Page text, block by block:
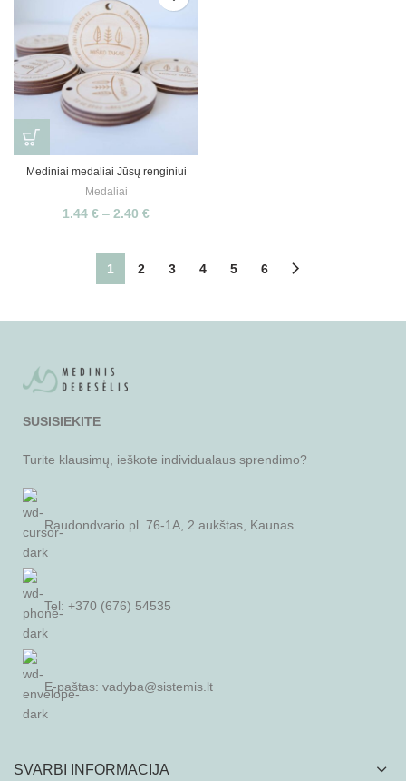
Mediniai medaliai Jūsų renginiui
Medaliai
1.44 € – 2.40 €
1 2 3 4 5 6
SUSISIEKITE
Turite klausimų, ieškote individualaus sprendimo?
Raudondvario pl. 76-1A, 2 aukštas, Kaunas
Tel: +370 (676) 54535
E-paštas: vadyba@sistemis.lt
SVARBI INFORMACIJA